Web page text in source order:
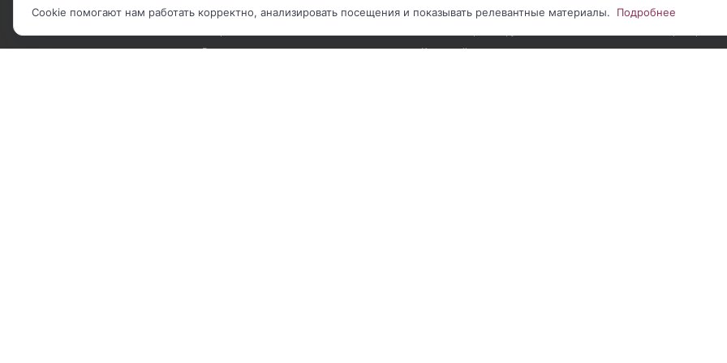
БРЕНДЫ
Рекомендательные письма
Реквизиты
Наши проекты
Карта сайта
Cookie помогают нам работать корректно, анализировать посещения и показывать релевантные материалы. Подробнее